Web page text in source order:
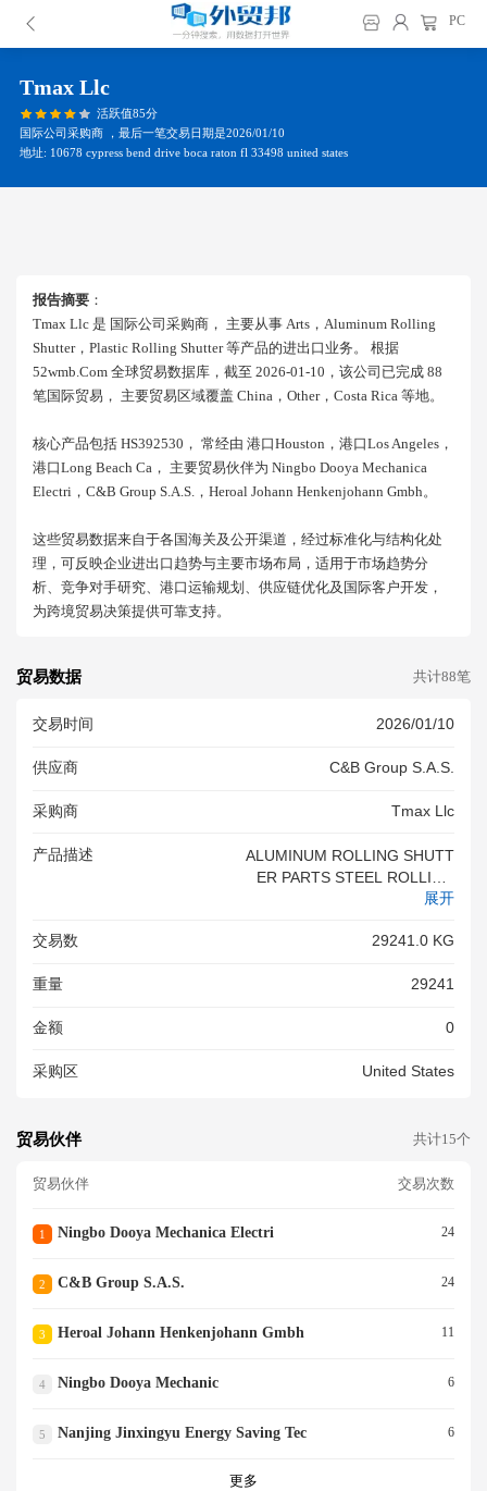
PC
Tmax Llc
活跃值85分
国际公司采购商 ，最后一笔交易日期是2026/01/10
地址: 10678 cypress bend drive boca raton fl 33498 united states
报告摘要 ：
Tmax Llc 是 国际公司采购商， 主要从事 Arts，aluminum Rolling
Shutter，plastic Rolling Shutter 等产品的进出口业务。 根据
52wmb.com 全球贸易数据库，截至 2026-01-10，该公司已完成 88
笔国际贸易， 主要贸易区域覆盖 China，other，costa Rica 等地。
核心产品包括 HS392530， 常经由 港口houston，港口los Angeles，
港口long Beach Ca， 主要贸易伙伴为 Ningbo Dooya Mechanica
Electri，c&b Group S.a.s.，heroal Johann Henkenjohann Gmbh。
这些贸易数据来自于各国海关及公开渠道，经过标准化与结构化处
理，可反映企业进出口趋势与主要市场布局，适用于市场趋势分
析、竞争对手研究、港口运输规划、供应链优化及国际客户开发，
为跨境贸易决策提供可靠支持。
贸易数据 共计88笔
交易时间 2026/01/10
供应商 C&b Group S.a.s.
采购商 Tmax Llc
产品描述
ALUMINUM ROLLING SHUTT
ER PARTS STEEL ROLLING
SHUTTER PARTS PLASTIC R
LLING SHUTTER REMOTE T
SSORIES ROLLING SHUTTE
OLLING SHUTTER PARTS ST
TS PLASTIC ROLLING SHUT
OR AND ACCESSORIES ROL
展开
交易数 29241.0 KG
重量 29241
金额 0
采购区 United States
贸易伙伴 共计15个
贸易伙伴 交易次数
1 Ningbo Dooya Mechanica Electri 24
2 C&b Group S.a.s. 24
3 Heroal Johann Henkenjohann Gmbh 11
4 Ningbo Dooya Mechanic 6
5 Nanjing Jinxingyu Energy Saving Tec 6
更多